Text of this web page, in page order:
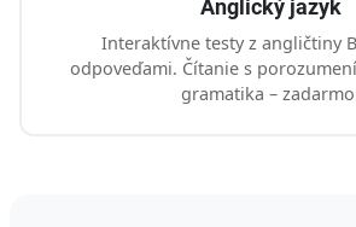
Anglický jazyk
Interaktívne testy z angličtiny
odpoveďami. Čítanie s
gramatika –